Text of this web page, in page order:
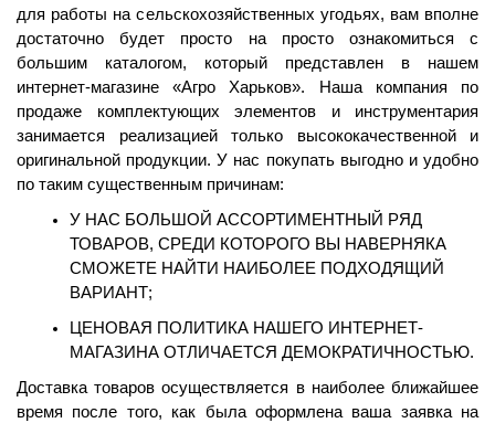
для работы на сельскохозяйственных угодьях, вам вполне
достаточно будет просто на просто ознакомиться с
большим каталогом, который представлен в нашем
интернет-магазине «Агро Харьков». Наша компания по
продаже комплектующих элементов и инструментария
занимается реализацией только высококачественной и
оригинальной продукции. У нас покупать выгодно и удобно
по таким существенным причинам:
У НАС БОЛЬШОЙ АССОРТИМЕНТНЫЙ РЯД
ТОВАРОВ, СРЕДИ КОТОРОГО ВЫ НАВЕРНЯКА
СМОЖЕТЕ НАЙТИ НАИБОЛЕЕ ПОДХОДЯЩИЙ
ВАРИАНТ;
ЦЕНОВАЯ ПОЛИТИКА НАШЕГО ИНТЕРНЕТ-
МАГАЗИНА ОТЛИЧАЕТСЯ ДЕМОКРАТИЧНОСТЬЮ.
Доставка товаров осуществляется в наиболее ближайшее
время после того, как была оформлена ваша заявка на